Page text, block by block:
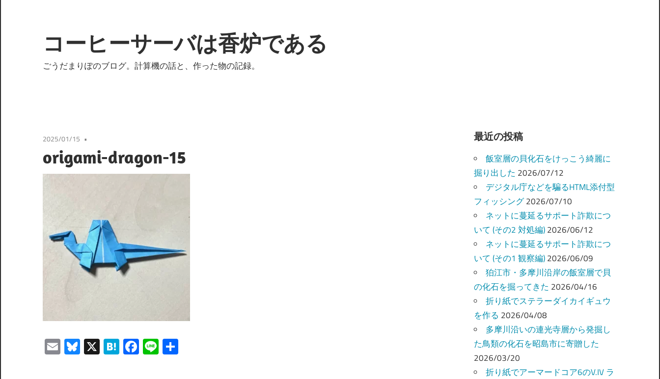
テ
ン
ツ
プ
コーヒーサーバは香炉である
ごうだまりぽのブログ。計算機の話と、作った物の記録。
2025/01/15
origami-dragon-15
EmailBluesky
X Hatena
Facebook
Line
最近の投稿
飯室層の貝化石をけっこう綺麗に
掘り出した 2026/07/12
デジタル庁などを騙るHTML添付型
フィッシング 2026/07/10
ネットに蔓延るサポート詐欺につ
いて (その2 対処編) 2026/06/12
ネットに蔓延るサポート詐欺につ
いて (その1 観察編) 2026/06/09
狛江市・多摩川沿岸の飯室層で貝
の化石を掘ってきた 2026/04/16
折り紙でステラーダイカイギュウ
を作る 2026/04/08
多摩川沿いの連光寺層から発掘し
た鳥類の化石を昭島市に寄贈した
2026/03/20
折り紙でアーマードコア6のV.IV ラ